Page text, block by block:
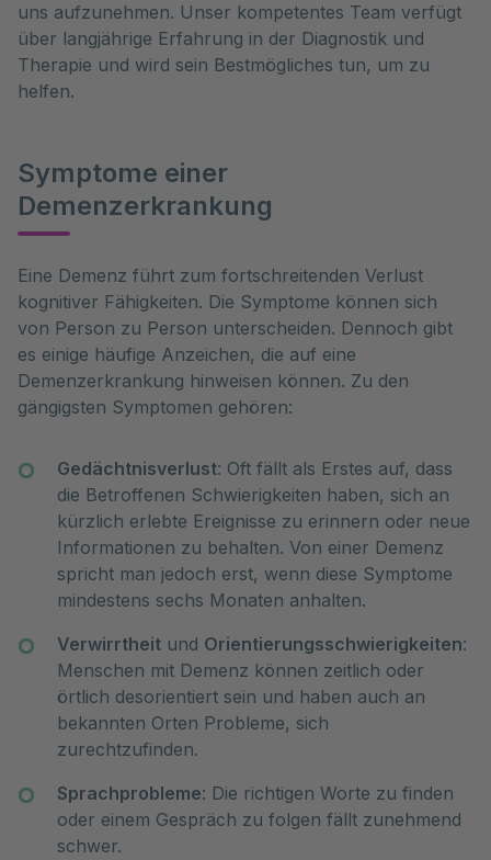
uns aufzunehmen. Unser kompetentes Team verfügt
über langjährige Erfahrung in der Diagnostik und
Therapie und wird sein Bestmögliches tun, um zu
helfen.
Symptome einer
Demenzerkrankung
Eine Demenz führt zum fortschreitenden Verlust
kognitiver Fähigkeiten. Die Symptome können sich
von Person zu Person unterscheiden. Dennoch gibt
es einige häufige Anzeichen, die auf eine
Demenzerkrankung hinweisen können. Zu den
gängigsten Symptomen gehören:
Gedächtnisverlust: Oft fällt als Erstes auf, dass
die Betroffenen Schwierigkeiten haben, sich an
kürzlich erlebte Ereignisse zu erinnern oder neue
Informationen zu behalten. Von einer Demenz
spricht man jedoch erst, wenn diese Symptome
mindestens sechs Monaten anhalten.
Verwirrtheit und Orientierungsschwierigkeiten:
Menschen mit Demenz können zeitlich oder
örtlich desorientiert sein und haben auch an
bekannten Orten Probleme, sich
zurechtzufinden.
Sprachprobleme: Die richtigen Worte zu finden
oder einem Gespräch zu folgen fällt zunehmend
schwer.